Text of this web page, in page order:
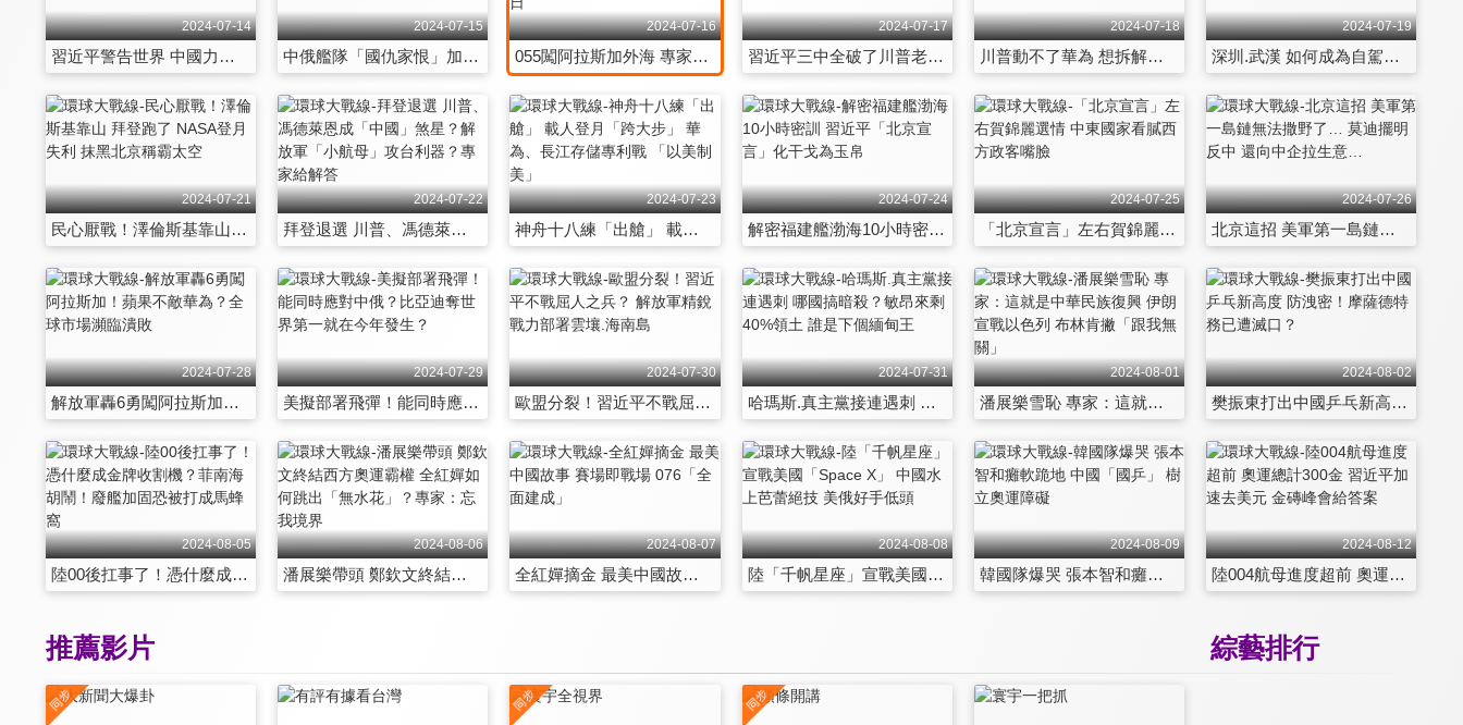
2024-07-14
習近平警告世界 中國力量 任務曝光 「萬噸大驅、6G」 震懾歐美
2024-07-15
中俄艦隊「國仇家恨」加倍奉還！ 美點火卻置身事外？日菲嚇懵！
2024-07-16
055闖阿拉斯加外海 專家：會是常態 解放軍破了自衛隊防線！F-35C緊急駐日
2024-07-17
習近平三中全破了川普老把戲 華為練秋湖研發中心拉下矽谷獨霸？
2024-07-18
川普動不了華為 想拆解台積電？習近平挺過關稅戰 美帝玩不出新把戲
2024-07-19
深圳.武漢 如何成為自駕天堂？美軍錯估「民用滾裝船」軍事實力驚人
2024-07-21
民心厭戰！澤倫斯基靠山 拜登跑了 NASA登月失利 抹黑北京稱霸太空
2024-07-22
拜登退選 川普、馮德萊恩成「中國」煞星？解放軍「小航母」攻台利器？專家給解答
2024-07-23
神舟十八練「出艙」 載人登月「跨大步」 華為、長江存儲專利戰 「以美制美」
2024-07-24
解密福建艦渤海10小時密訓 習近平「北京宣言」化干戈為玉帛
2024-07-25
「北京宣言」左右賀錦麗選情 中東國家看膩西方政客嘴臉
2024-07-26
北京這招 美軍第一島鏈無法撒野了… 莫迪擺明反中 還向中企拉生意…
2024-07-28
解放軍轟6勇闖阿拉斯加！蘋果不敵華為？全球市場瀕臨潰敗
2024-07-29
美擬部署飛彈！能同時應對中俄？比亞迪奪世界第一就在今年發生？
2024-07-30
歐盟分裂！習近平不戰屈人之兵？ 解放軍精銳戰力部署雲壤.海南島
2024-07-31
哈瑪斯.真主黨接連遇刺 哪國搞暗殺？敏昂來剩40%領土 誰是下個緬甸王
2024-08-01
潘展樂雪恥 專家：這就是中華民族復興 伊朗宣戰以色列 布林肯撇「跟我無關」
2024-08-02
樊振東打出中國乒乓新高度 防洩密！摩薩德特務已遭滅口？
2024-08-05
陸00後扛事了！憑什麼成金牌收割機？菲南海胡鬧！廢艦加固恐被打成馬蜂窩
2024-08-06
潘展樂帶頭 鄭欽文終結西方奧運霸權 全紅嬋如何跳出「無水花」？專家：忘我境界
2024-08-07
全紅嬋摘金 最美中國故事 賽場即戰場 076「全面建成」
2024-08-08
陸「千帆星座」宣戰美國「Space X」 中國水上芭蕾絕技 美俄好手低頭
2024-08-09
韓國隊爆哭 張本智和癱軟跪地 中國「國乒」 樹立奧運障礙
2024-08-12
陸004航母進度超前 奧運總計300金 習近平加速去美元 金磚峰會給答案
綜藝排行
推薦影片